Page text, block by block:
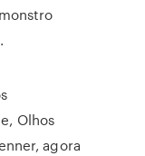
Olhos
agora